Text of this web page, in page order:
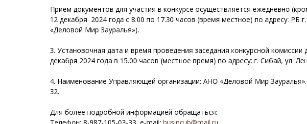
Прием документов для участия в конкурсе осуществляется ежедневно
12 декабря 2024 года с 8.00 по 17.30 часов (время местное) по адресу: РБ
«Деловой Мир Зауралья»).
3. Установочная дата и время проведения заседания конкурсной
декабря 2024 года в 15.00 часов (местное время) по адресу: г. Сибай, ул.
4. Наименование Управляющей организации: АНО «Деловой Мир
32.
Для более подробной информацией обращаться: